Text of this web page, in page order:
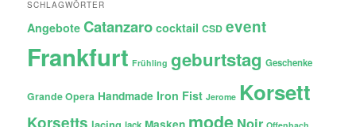
SCHLAGWÖRTER
Angebote Catanzaro cocktail CSD event
Frankfurt Frühling geburtstag Geschenke
Grande Opera Handmade Iron Fist Jerome Korsett
Korsetts mode Noir